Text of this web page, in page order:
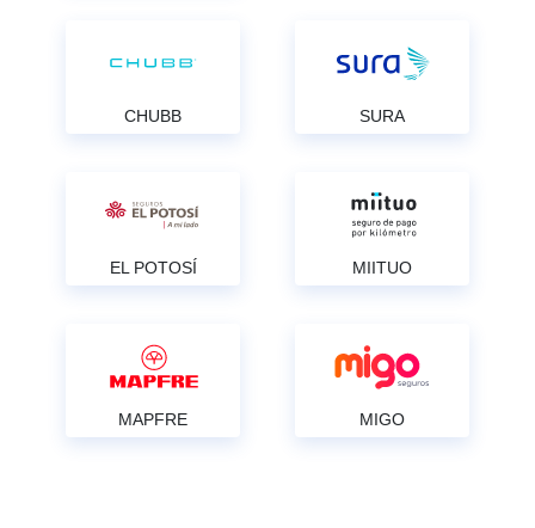
CHUBB SURA
EL POTOSÍ MIITUO
MAPFRE MIGO